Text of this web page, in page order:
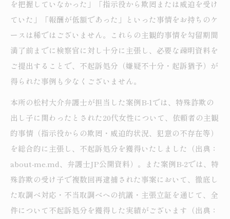
を把握していなかった」「指示役から欺罔または威迫を受け
ていた」「報酬が低額であった」といった事情をお持ちのケ
ースは稀ではございません。これらの主観的事情を勾留期間
満了前までに検察官に対し十分に主張し、必要な疎明資料を
ご提出することで、不起訴処分（嫌疑不十分・起訴猶予）が
得られた事例も少なくございません。
本所の松村大介弁護士が担当した案例B-1では、特殊詐欺の
出し子に関わったとされた20代女性について、依頼者の主観
的事情（指示役からの欺罔・威迫的状況、犯意の不存在等）
を総合的に主張し、不起訴処分を獲得いたしました（出典：
about-me.md、弁護士JP公開資料）。また案例B-2では、特
殊詐欺の受け子で複数回再逮捕された事案において、徹底し
た取調べ対応・不当取調べへの抗議・主張立証を通じて、全
件について不起訴処分を獲得した実績がございます（出典：